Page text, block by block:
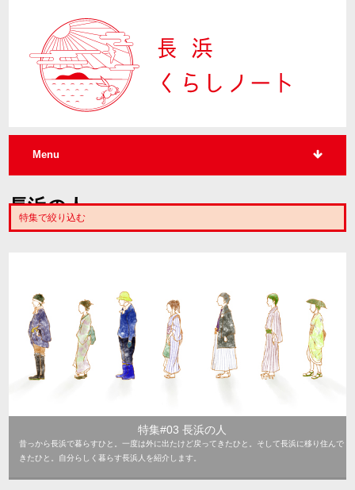
Menu
長浜の人
特集で絞り込む
特集#03 長浜の人
昔っから長浜で暮らすひと。一度は外に出たけど戻ってきたひと。そして長浜に移り住んで
きたひと。自分らしく暮らす長浜人を紹介します。